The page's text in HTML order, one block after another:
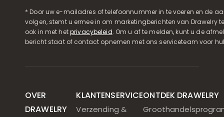
* Door uw e-mailadres of telefoonnummer in te voeren en de
volgen, stemt u ermee in om marketingberichten van Drawelry
ook in met hetprivacybeleid. Om u af te melden, kunt u de
bericht staat of contact opnemen met ons serviceteam voor
OVER
DRAWELRY
KLANTENSERVICE
Verzending &
ONTDEK DRAWELRY